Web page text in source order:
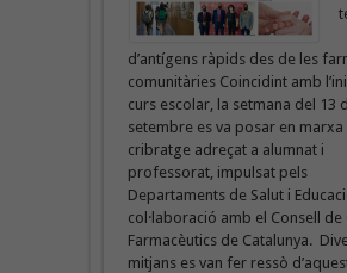
d’antígens ràpids des de les
comunitàries Coincidint amb
curs escolar, la setmana del 13
setembre es va posar en marxa
cribratge adreçat a alumnat i
professorat, impulsat pels
Departaments de Salut i
col·laboració amb el Consell de
Farmacèutics de Catalunya.
mitjans es van fer ressò